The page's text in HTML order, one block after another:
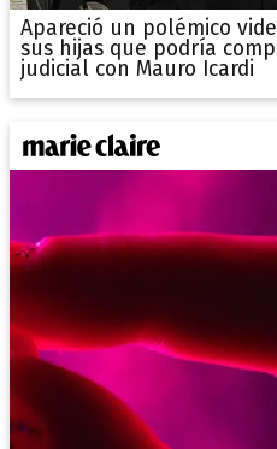
Apareció un polémico
sus hijas que podría
judicial con Mauro Icardi